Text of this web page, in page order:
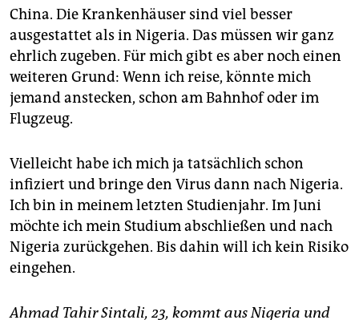
China. Die Krankenhäuser sind viel besser
ausgestattet als in Nigeria. Das müssen wir ganz
ehrlich zugeben. Für mich gibt es aber noch einen
weiteren Grund: Wenn ich reise, könnte mich
jemand anstecken, schon am Bahnhof oder im
Flugzeug.
Vielleicht habe ich mich ja tatsächlich schon
infiziert und bringe den Virus dann nach Nigeria.
Ich bin in meinem letzten Studienjahr. Im Juni
möchte ich mein Studium abschließen und nach
Nigeria zurückgehen. Bis dahin will ich kein Risiko
eingehen.
Ahmad Tahir Sintali, 23, kommt aus Nigeria und